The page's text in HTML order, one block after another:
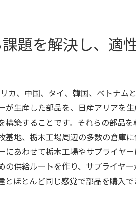
題を解決し、適
カ、中国、タイ、韓国、ベトナム
が生産した部品を、日産アリアを
築することです。それらの部品を
基地、栃木工場周辺の多数の倉庫
にあわせて栃木工場やサプライヤ
の供給ルートを作り、サプライヤ
ほとんど同じ感覚で部品を購入で